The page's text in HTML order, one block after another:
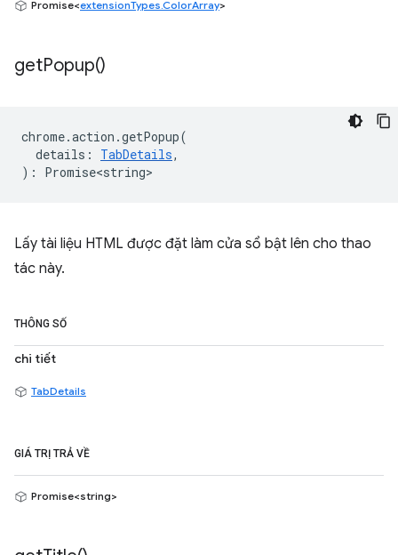
Promise<extensionTypes.ColorArray>
getPopup()
chrome.action .getPopup(
details : TabDetails,
) : Promise<string>
Lấy tài liệu HTML được đặt làm cửa sổ bật lên cho thao
tác này.
THÔNG SỐ
chi tiết
TabDetails
GIÁ TRỊ TRẢ VỀ
Promise<string>